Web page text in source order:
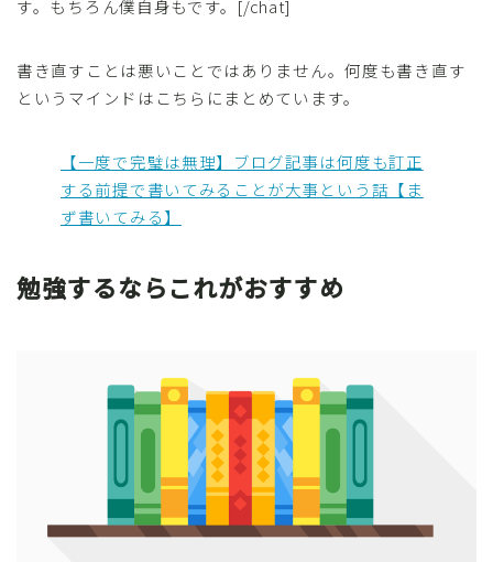
す。もちろん僕自身もです。[/chat]
書き直すことは悪いことではありません。何度も書き直す
というマインドはこちらにまとめています。
【一度で完璧は無理】ブログ記事は何度も訂正
する前提で書いてみることが大事という話【ま
ず書いてみる】
勉強するならこれがおすすめ